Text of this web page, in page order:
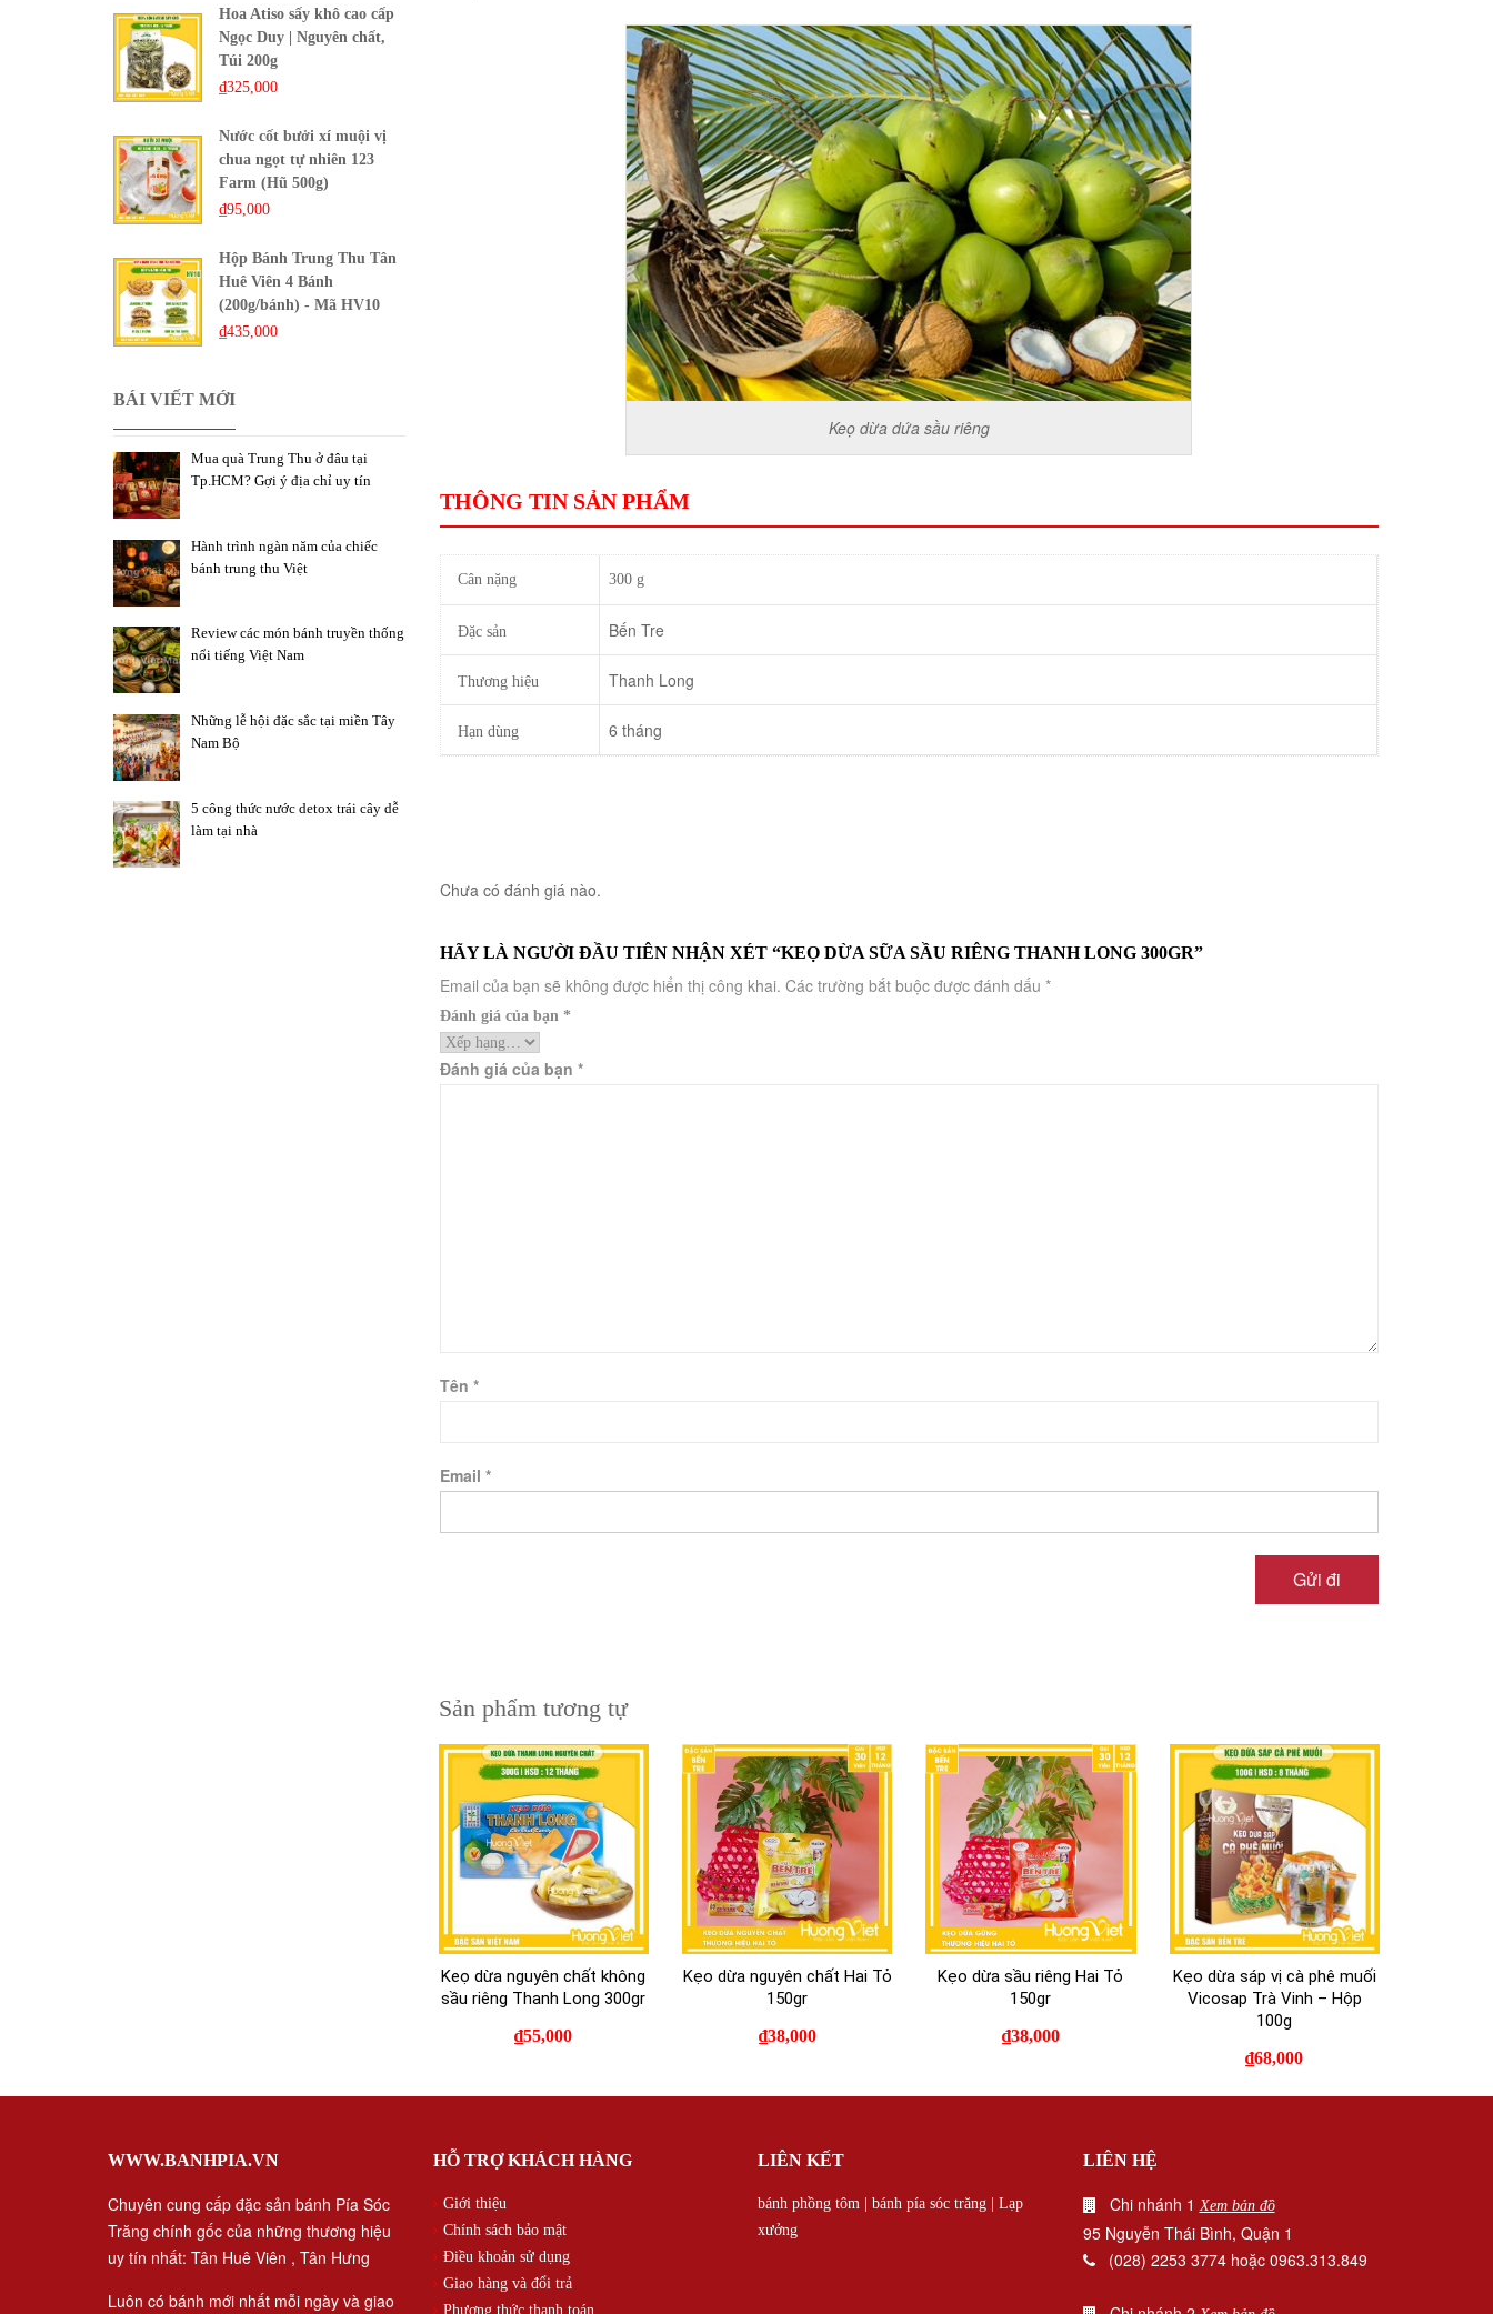
Hoa Atiso sấy khô cao cấp
Ngọc Duy | Nguyên chất,
Túi 200g
₫325,000
Nước cốt bưởi xí muội vị
chua ngọt tự nhiên 123
Farm (Hũ 500g)
₫95,000
Hộp Bánh Trung Thu Tân
Huê Viên 4 Bánh
(200g/bánh) - Mã HV10
₫435,000
BÁI VIẾT MỚI
Mua quà Trung Thu ở đâu tại
Tp.HCM? Gợi ý địa chỉ uy tín
Hành trình ngàn năm của chiếc
bánh trung thu Việt
Review các món bánh truyền thống
nổi tiếng Việt Nam
Những lễ hội đặc sắc tại miền Tây
Nam Bộ
5 công thức nước detox trái cây dễ
làm tại nhà
Keọ dừa dứa sầu riêng
THÔNG TIN SẢN PHẨM
Cân nặng 300 g
Đặc sản Bến Tre
Thương hiệu Thanh Long
Hạn dùng 6 tháng
Chưa có đánh giá nào.
HÃY LÀ NGƯỜI ĐẦU TIÊN NHẬN XÉT “KEỌ DỪA SỮA SẦU RIÊNG THANH LONG 300GR”
Email của bạn sẽ không được hiển thị công khai. Các trường bắt buộc được đánh dấu *
Đánh giá của bạn *
Đánh giá của bạn *
Tên *
Email *
Sản phẩm tương tự
Keọ dừa nguyên chất không
sầu riêng Thanh Long 300gr
₫55,000
Kẹo dừa nguyên chất Hai Tỏ
150gr
₫38,000
Kẹo dừa sầu riêng Hai Tỏ
150gr
₫38,000
Kẹo dừa sáp vị cà phê muối
Vicosap Trà Vinh – Hộp
100g
₫68,000
WWW.BANHPIA.VN
Chuyên cung cấp đặc sản bánh Pía Sóc
Trăng chính gốc của những thương hiệu
uy tín nhất: Tân Huê Viên , Tân Hưng
Luôn có bánh mới nhất mỗi ngày và giao
HỖ TRỢ KHÁCH HÀNG
Giới thiệu
Chính sách bảo mật
Điều khoản sử dụng
Giao hàng và đổi trả
Phương thức thanh toán
LIÊN KẾT
bánh phồng tôm bánh pía sóc trăng
Lạp
xưởng
LIÊN HỆ
Chi nhánh 1Xem bản đồ
95 Nguyễn Thái Bình, Quận 1
(028) 2253 3774 hoặc 0963.313.849